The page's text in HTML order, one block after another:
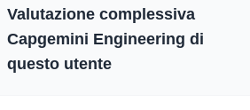
Valutazione complessiva
Capgemini Engineering di
questo utente